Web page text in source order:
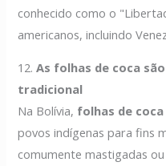
conhecido como o
americanos, incluindo
12.As folhas de coca
tradicional
Na Bolívia, folhas de coca
povos indígenas para fins
comumente mastigadas